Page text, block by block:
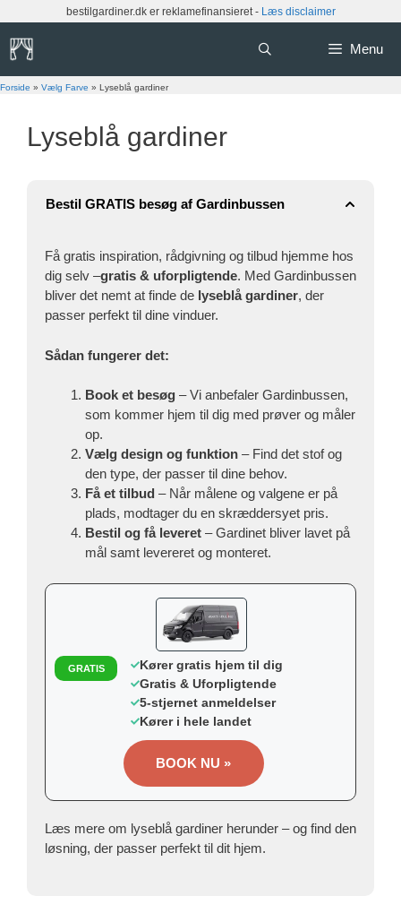
indhold
bestilgardiner.dk er reklamefinansieret - Læs disclaimer
Menu
Forside » Vælg Farve » Lyseblå gardiner
Lyseblå gardiner
Bestil GRATIS besøg af Gardinbussen
Få gratis inspiration, rådgivning og tilbud hjemme hos
dig selv –gratis & uforpligtende. Med Gardinbussen
bliver det nemt at finde de lyseblå gardiner, der
passer perfekt til dine vinduer.
Sådan fungerer det:
Book et besøg – Vi anbefaler Gardinbussen,
som kommer hjem til dig med prøver og måler
op.
Vælg design og funktion – Find det stof og
den type, der passer til dine behov.
Få et tilbud – Når målene og valgene er på
plads, modtager du en skræddersyet pris.
Bestil og få leveret – Gardinet bliver lavet på
mål samt levereret og monteret.
GRATIS
Kører gratis hjem til dig
Gratis & Uforpligtende
5-stjernet anmeldelser
Kører i hele landet
BOOK NU »
Læs mere om lyseblå gardiner herunder – og find den
løsning, der passer perfekt til dit hjem.